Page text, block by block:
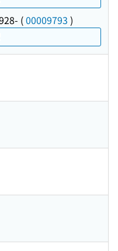
(00009793 )